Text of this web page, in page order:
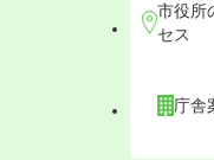
市役所
セス
庁舎